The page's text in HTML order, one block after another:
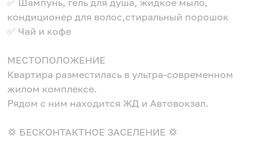
✅ Шампунь, гель для душа, жидкое мыло,
кондиционер для волос,стиральный порошок
✅ Чай и кофе
МЕСТОПОЛОЖЕНИЕ
Квартира разместилась в ультра-современном
жилом комплексе.
Рядом с ним находится ЖД и Автовокзал.
💢 БЕСКОНТАКТНОЕ ЗАСЕЛЕНИЕ 💢